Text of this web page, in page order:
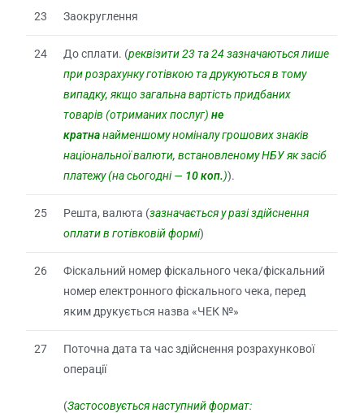
23 Заокруглення
24 До сплати. (реквізити 23 та 24 зазначаються лише
при розрахунку готівкою та друкуються в тому
випадку, якщо загальна вартість придбаних
товарів (отриманих послуг)не
кратнанайменшому номіналу грошових знаків
національної валюти, встановленому НБУ як засіб
платежу (на сьогодні — 10 коп.)).
25 Решта, валюта (зазначається у разі здійснення
оплати в готівковій формі)
26
Фіскальний номер фіскального чека/фіскальний
номер електронного фіскального чека, перед
яким друкується назва «ЧЕК №»
27
Поточна дата та час здійснення розрахункової
операції
(Застосовується наступний формат: